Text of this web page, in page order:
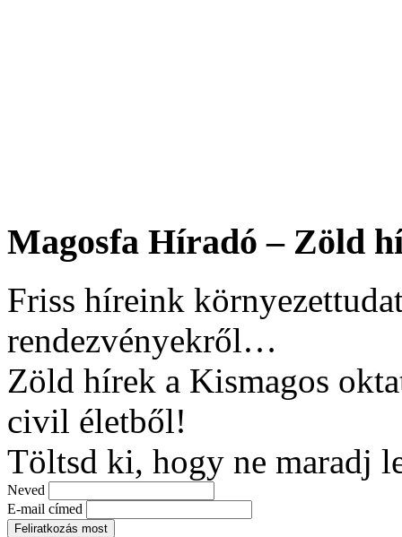
Magosfa Híradó – Zöld
Friss híreink
rendezvényekről…
Zöld hírek a Kismagos
civil életből!
Töltsd ki, hogy ne maradj
Neved
E-mail címed